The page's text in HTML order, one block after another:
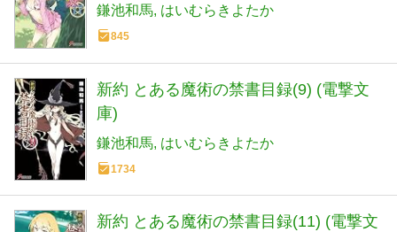
鎌池和馬 はいむらきよたか
845
新約 とある魔術の禁書目録(9) (電撃文
庫)
鎌池和馬 はいむらきよたか
1734
新約 とある魔術の禁書目録(11) (電撃文